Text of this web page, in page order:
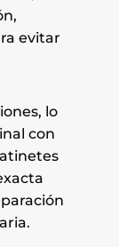
evitar
lo
con